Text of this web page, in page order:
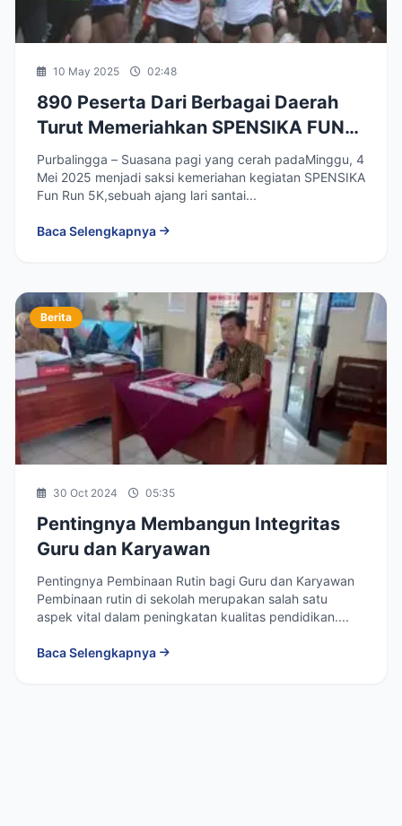
10 May 2025 02:48
890 Peserta Dari Berbagai Daerah
Turut Memeriahkan SPENSIKA FUN
RUN 5K HUT Ke-60 SMP Negeri 1
Bukateja
Purbalingga – Suasana pagi yang cerah padaMinggu, 4
Mei 2025 menjadi saksi kemeriahan kegiatan SPENSIKA
Fun Run 5K,sebuah ajang lari santai...
Baca Selengkapnya
Berita
30 Oct 2024 05:35
Pentingnya Membangun Integritas
Guru dan Karyawan
Pentingnya Pembinaan Rutin bagi Guru dan Karyawan
Pembinaan rutin di sekolah merupakan salah satu
aspek vital dalam peningkatan kualitas pendidikan....
Baca Selengkapnya